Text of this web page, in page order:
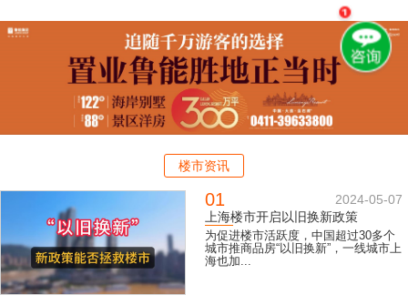
楼市资讯
01
2024-05-07
上海楼市开启以旧换新政策
为促进楼市活跃度，中国超过30多个
城市推商品房“以旧换新”，一线城市上
海也加...